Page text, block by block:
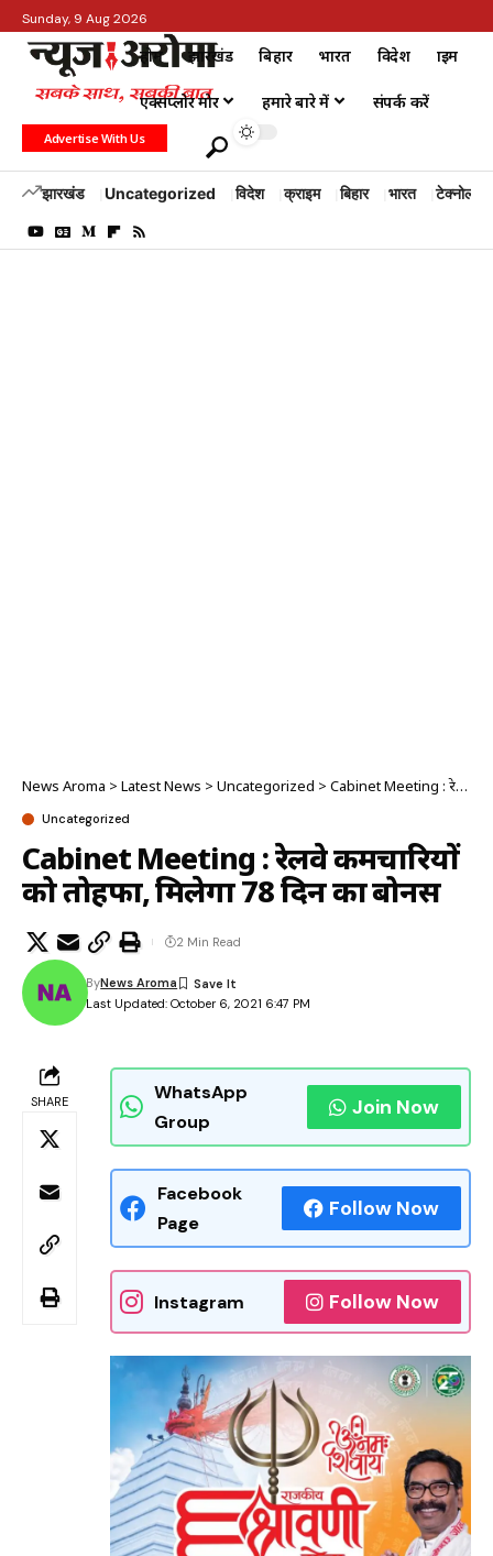
Sunday, 9 Aug 2026
होम झारखंड बिहार भारत विदेश क्राइम
एक्सप्लोर मोर हमारे बारे में संपर्क करें
Advertise With Us
झारखंड Uncategorized विदेश क्राइम बिहार भारत टेक्नोलॉजी
News Aroma > Latest News > Uncategorized > Cabinet Meeting : रेलवे कर्मचारियों को तोहफा, मिलेगा 78 दिन का बोनस
Uncategorized
Cabinet Meeting : रेलवे कर्मचारियों
को तोहफा, मिलेगा 78 दिन का बोनस
Last Updated: October 6, 2021 6:47 PM
ByNews Aroma
2 Min Read
SHARE
WhatsApp
Group
Join Now
Facebook
Page
Follow Now
Instagram Follow Now